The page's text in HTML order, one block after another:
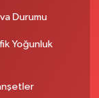
Durumu
Yoğunluk